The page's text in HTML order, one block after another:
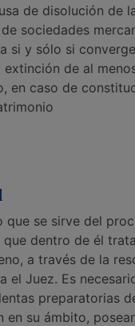
de disolución de
sociedades
si y sólo si
extinción de al
en caso de
que se sirve del
dentro de él
a través de la
el Juez. Es
preparatorias
en su ámbito,